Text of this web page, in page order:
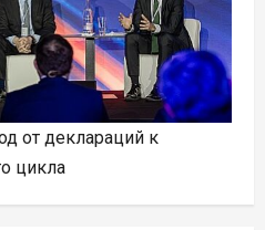
от деклараций к
цикла